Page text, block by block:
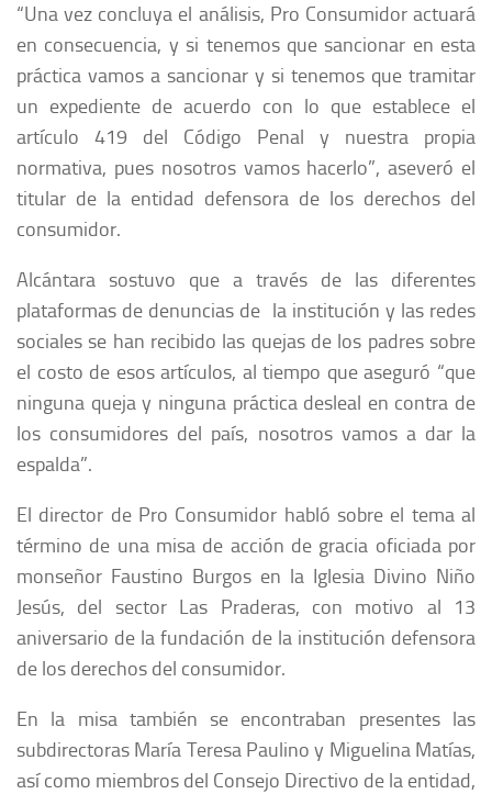
“Una vez concluya el análisis, Pro Consumidor actuará
en consecuencia, y si tenemos que sancionar en esta
práctica vamos a sancionar y si tenemos que tramitar
un expediente de acuerdo con lo que establece el
artículo 419 del Código Penal y nuestra propia
normativa, pues nosotros vamos hacerlo”, aseveró el
titular de la entidad defensora de los derechos del
consumidor.
Alcántara sostuvo que a través de las diferentes
plataformas de denuncias de la institución y las redes
sociales se han recibido las quejas de los padres sobre
el costo de esos artículos, al tiempo que aseguró “que
ninguna queja y ninguna práctica desleal en contra de
los consumidores del país, nosotros vamos a dar la
espalda”.
El director de Pro Consumidor habló sobre el tema al
término de una misa de acción de gracia oficiada por
monseñor Faustino Burgos en la Iglesia Divino Niño
Jesús, del sector Las Praderas, con motivo al 13
aniversario de la fundación de la institución defensora
de los derechos del consumidor.
En la misa también se encontraban presentes las
subdirectoras María Teresa Paulino y Miguelina Matías,
así como miembros del Consejo Directivo de la entidad,